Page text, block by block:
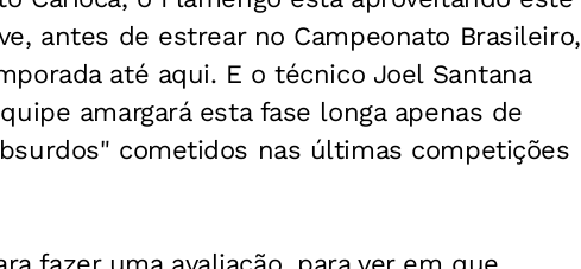
antes de estrear no Campeonato Brasileiro,
até aqui. E o técnico Joel Santana
amargará esta fase longa apenas de
cometidos nas últimas competições